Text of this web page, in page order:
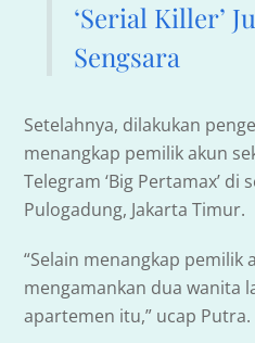
‘Serial Killer’
Sengsara
Setelahnya, dilakukan
menangkap pemilik akun
Telegram ‘Big Pertamax’
Pulogadung, Jakarta Timur.
“Selain menangkap pemilik
mengamankan dua wanita
apartemen itu,” ucap Putra.